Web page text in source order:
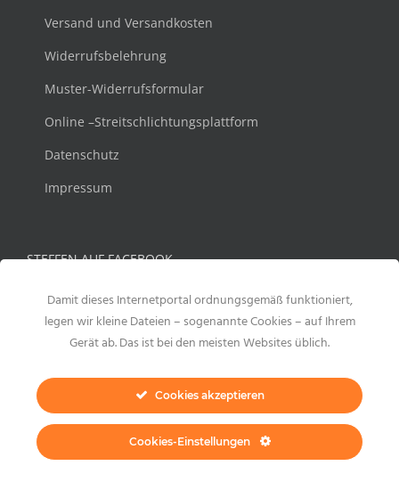
Versand und Versandkosten
Widerrufsbelehrung
Muster-Widerrufsformular
Online –Streitschlichtungsplattform
Datenschutz
Impressum
STEFFEN AUF FACEBOOK
Damit dieses Internetportal ordnungsgemäß funktioniert,
legen wir kleine Dateien – sogenannte Cookies – auf Ihrem
Gerät ab. Das ist bei den meisten Websites üblich.
Cookies akzeptieren
Cookies-Einstellungen